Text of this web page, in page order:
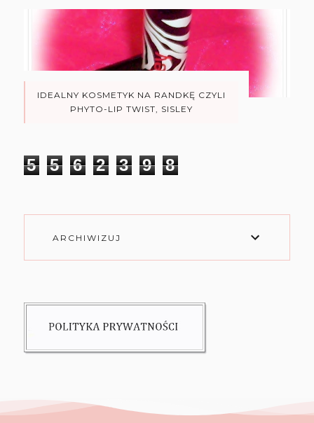
IDEALNY KOSMETYK NA RANDKĘ CZYLI
PHYTO-LIP TWIST, SISLEY
5 5 6 2 3 9 8
ARCHIWIZUJ